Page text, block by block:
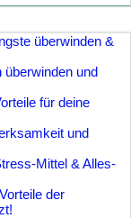
überwinden &
und
für deine
und
Mittel & Alles-
der